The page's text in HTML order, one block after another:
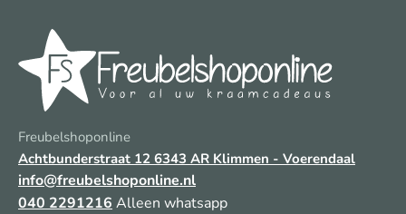
Freubelshoponline
Achtbunderstraat 12 6343 AR Klimmen - Voerendaal
info@freubelshoponline.nl
040 2291216 Alleen whatsapp